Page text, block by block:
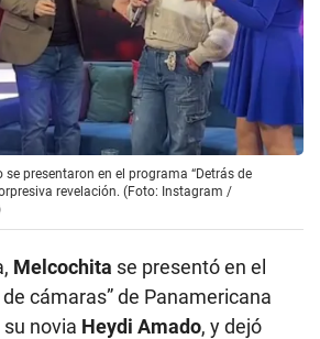
presentaron en el programa “Detrás de
revelación. (Foto: Instagram /
Melcochita se presentó en el
cámaras” de Panamericana
novia Heydi Amado, y dejó